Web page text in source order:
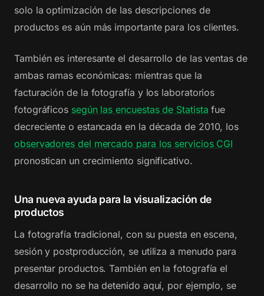
solo la optimización de las descripciones de
productos es aún más importante para los clientes.
También es interesante el desarrollo de las ventas de
ambas ramas económicas: mientras que la
facturación de la fotografía y los laboratorios
fotográficos según las encuestas de Statista fue
decreciente o estancada en la década de 2010, los
observadores del mercado para los servicios CGI
pronostican un crecimiento significativo.
Una nueva ayuda para la visualización de
productos
La fotografía tradicional, con su puesta en escena,
sesión y postproducción, se utiliza a menudo para
presentar productos. También en la fotografía el
desarrollo no se ha detenido aquí, por ejemplo, se